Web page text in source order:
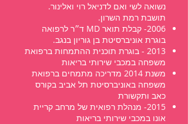
נשואה לשי ואם לדניאל רוי ואלינור.
תושבת רמת השרון.
2006- קבלת תואר MD ד״ר לרפואה
בוגרת אוניברסיטת בן גוריון בנגב.
2013 - בוגרת תוכנית ההתמחות ברפואת
משפחה במכבי שירותי בריאות
משנת 2014 מדריכה מתמחים ברפואת
משפחה באוניברסיטת תל אביב בקורס
כאב ותקשורת
2015- מנהלת רפואית של מרחב קריית
אונו במכבי שירותי בריאות